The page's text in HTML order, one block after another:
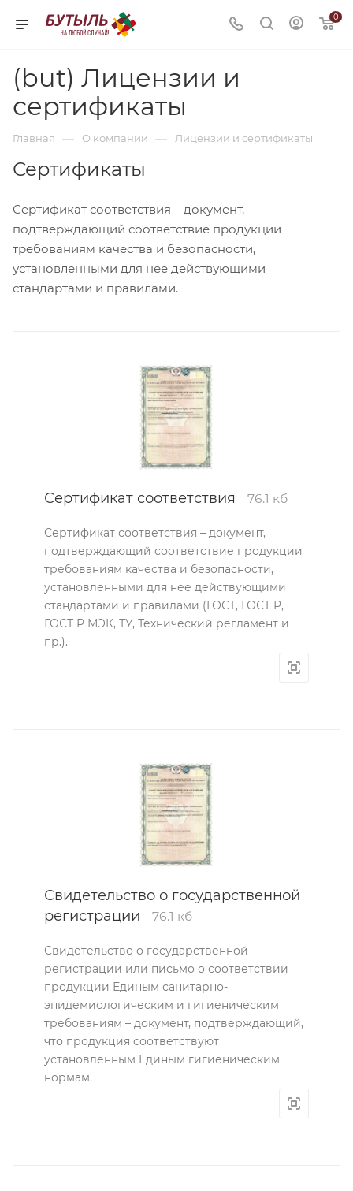
0
(but) Лицензии и
сертификаты
Главная — О компании — Лицензии и сертификаты
Сертификаты
Сертификат соответствия – документ,
подтверждающий соответствие продукции
требованиям качества и безопасности,
установленными для нее действующими
стандартами и правилами.
Сертификат соответствия 76.1 кб
Сертификат соответствия – документ,
подтверждающий соответствие продукции
требованиям качества и безопасности,
установленными для нее действующими
стандартами и правилами (ГОСТ, ГОСТ Р,
ГОСТ Р МЭК, ТУ, Технический регламент и
пр.).
Свидетельство о государственной
регистрации
76.1 кб
Свидетельство о государственной
регистрации или письмо о соответствии
продукции Единым санитарно-
эпидемиологическим и гигиеническим
требованиям – документ, подтверждающий,
что продукция соответствуют
установленным Единым гигиеническим
нормам.